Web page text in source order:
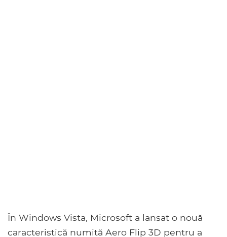
În Windows Vista, Microsoft a lansat o nouă
caracteristică numită Aero Flip 3D pentru a